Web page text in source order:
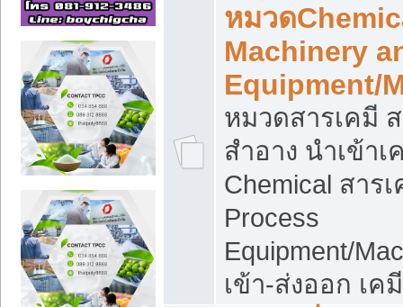
หมวด
Machinery
Equipment/
หมวดสารเคมี
สำอาง นำเข้
Chemical สาร
Process
Equipment/
เข้า-ส่งออก เ